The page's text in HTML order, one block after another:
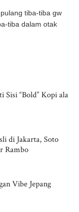
tiba-tiba gw
tiba dalam otak
Sisi “Bold” Kopi ala
di Jakarta, Soto
Rambo
Vibe Jepang